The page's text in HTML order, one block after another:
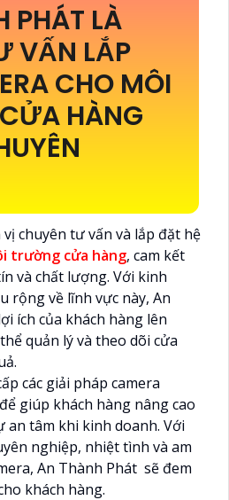
PHÁT LÀ
VẤN LẮP
CHO MÔI
HÀNG
chuyên tư vấn và lắp đặt hệ
trường cửa hàng, cam kết
và chất lượng. Với kinh
rộng về lĩnh vực này, An
ích của khách hàng lên
quản lý và theo dõi cửa
các giải pháp camera
giúp khách hàng nâng cao
an tâm khi kinh doanh. Với
nghiệp, nhiệt tình và am
An Thành Phát sẽ đem
khách hàng.